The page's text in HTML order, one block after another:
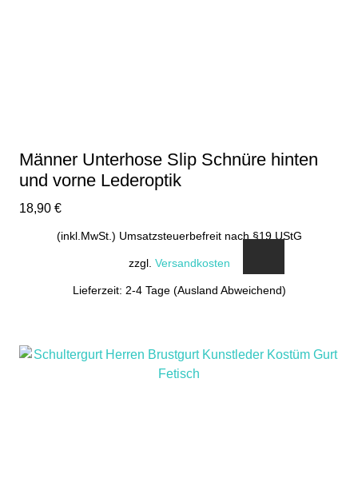
Männer Unterhose Slip Schnüre hinten
und vorne Lederoptik
18,90 €
(inkl.MwSt.) Umsatzsteuerbefreit nach §19 UStG
zzgl. Versandkosten
Lieferzeit: 2-4 Tage (Ausland Abweichend)